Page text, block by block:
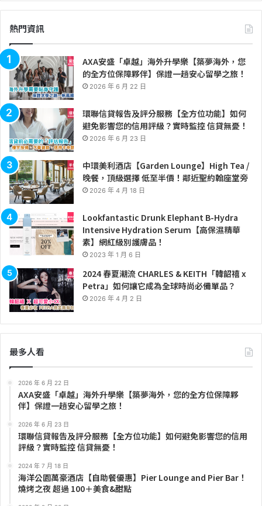
熱門資訊
AXA安盛「卓越」海外升學樂【築夢海外，您
的全方位保障夥伴】保證一趟安心留學之旅！
2026 年 6 月 22 日
環聯信貸報告及評分服務【全方位功能】如何
避免影響您的信用評級？實時監控 信貸無憂！
2026 年 6 月 23 日
中環美利酒店【Garden Lounge】High Tea /
晚餐，頂級選擇 低至半價！鄰近聖約翰座堂旁
2026 年 4 月 18 日
Lookfantastic Drunk Elephant B-Hydra
Intensive Hydration Serum【高保濕精華
素】網紅級別護膚品！
2023 年 1 月 6 日
2024 春夏潮流 CHARLES & KEITH「韓韶禧 x
Petra」如何讓它成為全球時尚必備單品？
2026 年 4 月 2 日
最多人看
2026 年 6 月 22 日
AXA安盛「卓越」海外升學樂【築夢海外，您的全方位保障夥
伴】保證一趟安心留學之旅！
2026 年 6 月 23 日
環聯信貸報告及評分服務【全方位功能】如何避免影響您的信用
評級？實時監控 信貸無憂！
2024 年 7 月 18 日
海洋公園萬豪酒店【自助餐優惠】Pier Lounge and Pier Bar！
燒烤之夜 超過 100＋美食&甜點